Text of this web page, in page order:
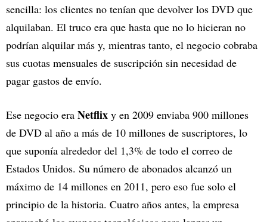
sencilla: los clientes no tenían que devolver los DVD que
alquilaban. El truco era que hasta que no lo hicieran no
podrían alquilar más y, mientras tanto, el negocio cobraba
sus cuotas mensuales de suscripción sin necesidad de
pagar gastos de envío.
Ese negocio era Netflix y en 2009 enviaba 900 millones
de DVD al año a más de 10 millones de suscriptores, lo
que suponía alrededor del 1,3% de todo el correo de
Estados Unidos. Su número de abonados alcanzó un
máximo de 14 millones en 2011, pero eso fue solo el
principio de la historia. Cuatro años antes, la empresa